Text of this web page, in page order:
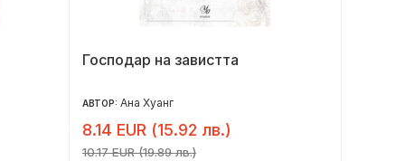
Господар на завистта
АВТОР: Ана Хуанг
8.14 EUR (15.92 лв.)
10.17 EUR (19.89 лв.)